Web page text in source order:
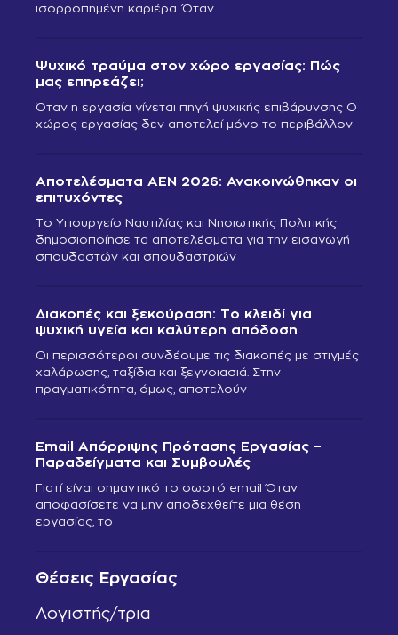
Θέσεις Εργασίας
Λογιστής/τρια
ισορροπημένη καριέρα. Όταν
Ψυχικό τραύμα στον χώρο εργασίας: Πώς
μας επηρεάζει;
Όταν η εργασία γίνεται πηγή ψυχικής επιβάρυνσης Ο
χώρος εργασίας δεν αποτελεί μόνο το περιβάλλον
Αποτελέσματα ΑΕΝ 2026: Ανακοινώθηκαν οι
επιτυχόντες
Το Υπουργείο Ναυτιλίας και Νησιωτικής Πολιτικής
δημοσιοποίησε τα αποτελέσματα για την εισαγωγή
σπουδαστών και σπουδαστριών
Διακοπές και ξεκούραση: Το κλειδί για
ψυχική υγεία και καλύτερη απόδοση
Οι περισσότεροι συνδέουμε τις διακοπές με στιγμές
χαλάρωσης, ταξίδια και ξεγνοιασιά. Στην
πραγματικότητα, όμως, αποτελούν
Email Απόρριψης Πρότασης Εργασίας –
Παραδείγματα και Συμβουλές
Γιατί είναι σημαντικό το σωστό email Όταν
αποφασίσετε να μην αποδεχθείτε μια θέση
εργασίας, το